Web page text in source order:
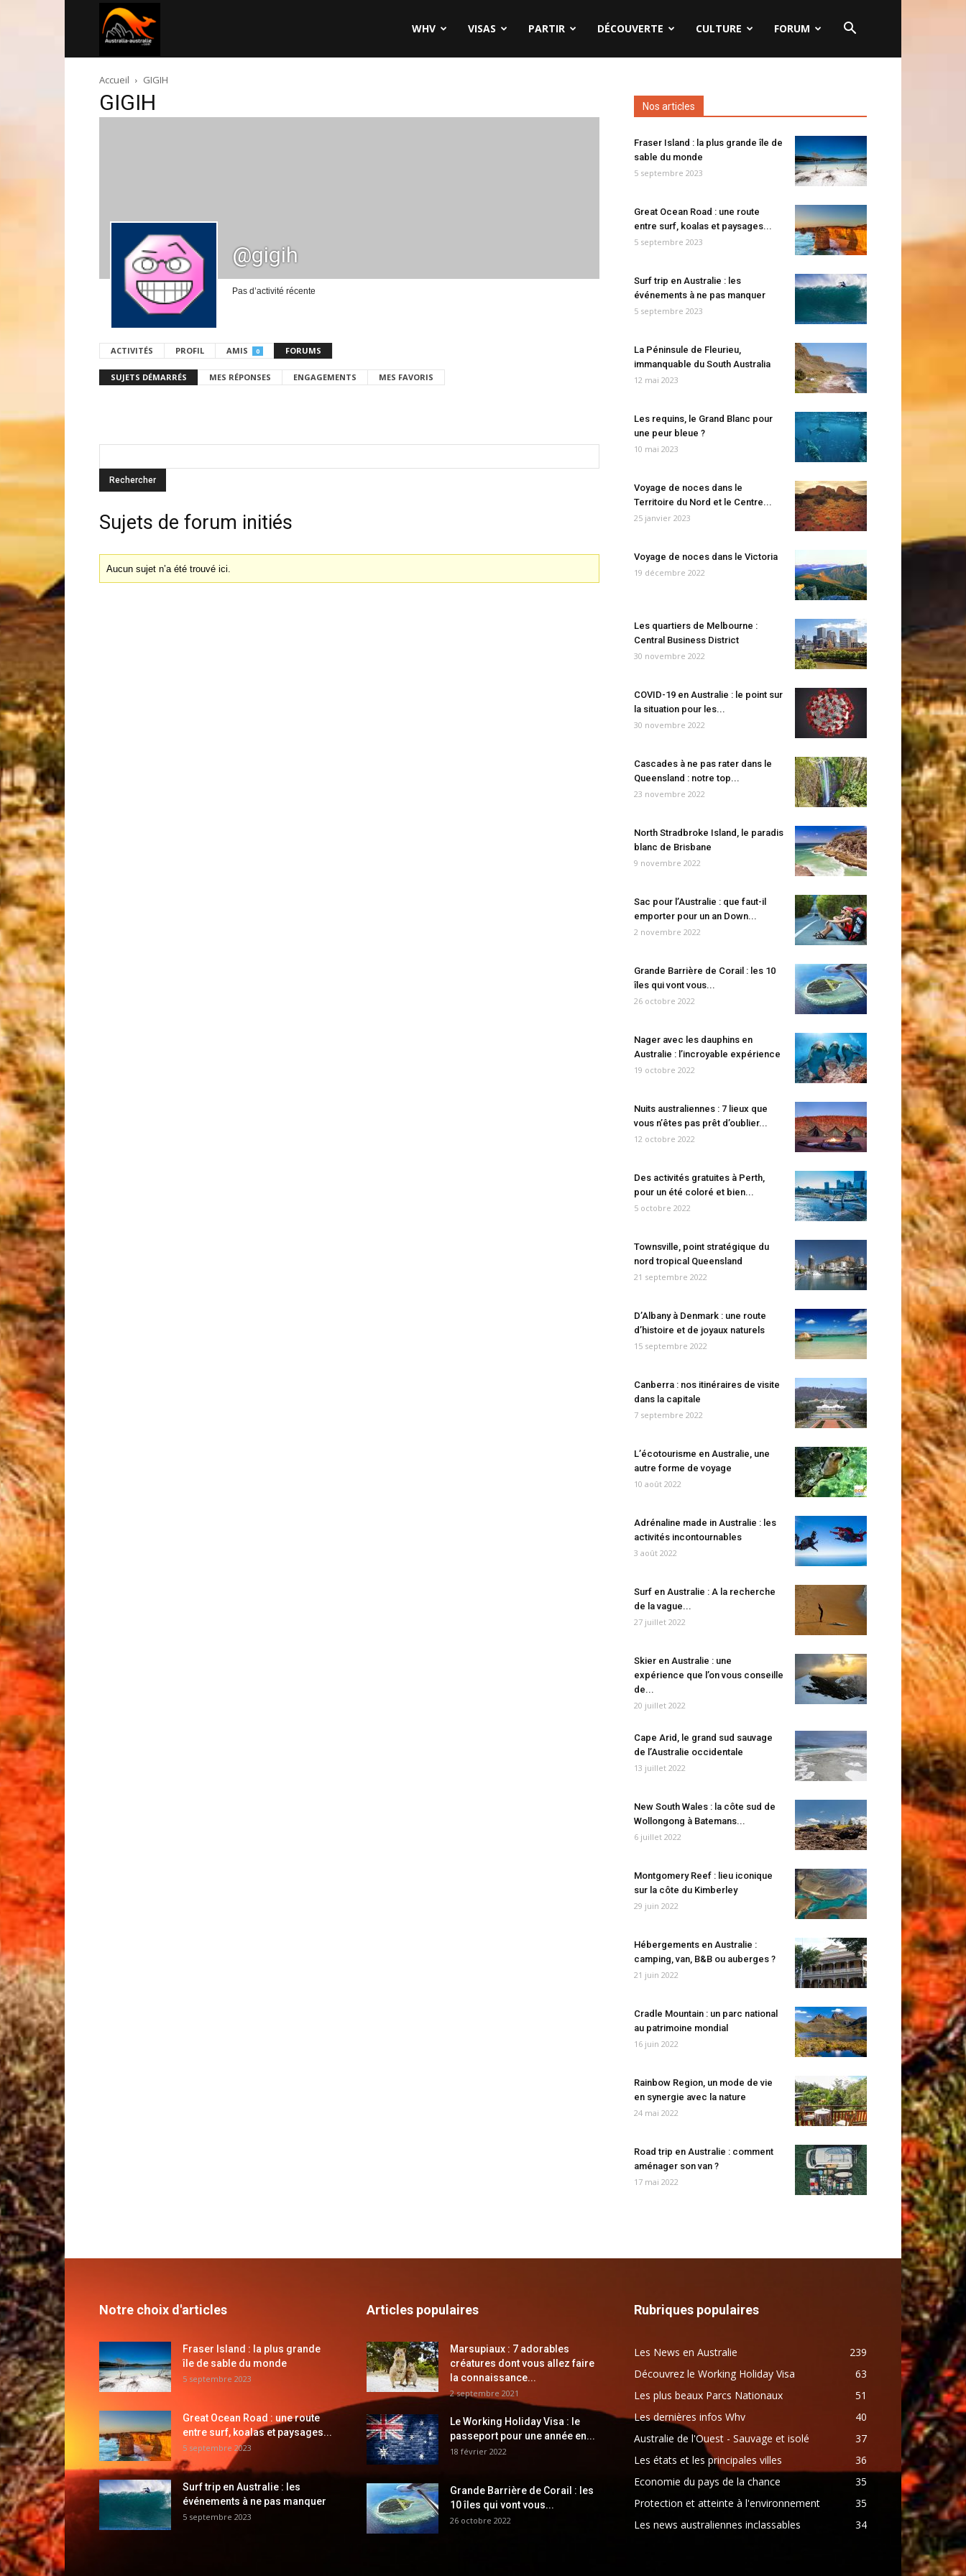
australie.com
WHV VISAS PARTIR DÉCOUVERTE CULTURE FORUM
Accueil GIGIH
GIGIH
@gigih
Pas d’activité récente
ACTIVITÉS PROFIL AMIS 0 FORUMS
SUJETS DÉMARRÉS MES RÉPONSES ENGAGEMENTS MES FAVORIS
Sujets de forum initiés
Aucun sujet n’a été trouvé ici.
Nos articles
Fraser Island : la plus grande île de
sable du monde
5 septembre 2023
Great Ocean Road : une route
entre surf, koalas et paysages...
5 septembre 2023
Surf trip en Australie : les
événements à ne pas manquer
5 septembre 2023
La Péninsule de Fleurieu,
immanquable du South Australia
12 mai 2023
Les requins, le Grand Blanc pour
une peur bleue ?
10 mai 2023
Voyage de noces dans le
Territoire du Nord et le Centre...
25 janvier 2023
Voyage de noces dans le Victoria
19 décembre 2022
Les quartiers de Melbourne :
Central Business District
30 novembre 2022
COVID-19 en Australie : le point sur
la situation pour les...
30 novembre 2022
Cascades à ne pas rater dans le
Queensland : notre top...
23 novembre 2022
North Stradbroke Island, le paradis
blanc de Brisbane
9 novembre 2022
Sac pour l’Australie : que faut-il
emporter pour un an Down...
2 novembre 2022
Grande Barrière de Corail : les 10
îles qui vont vous...
26 octobre 2022
Nager avec les dauphins en
Australie : l’incroyable expérience
19 octobre 2022
Nuits australiennes : 7 lieux que
vous n’êtes pas prêt d’oublier...
12 octobre 2022
Des activités gratuites à Perth,
pour un été coloré et bien...
5 octobre 2022
Townsville, point stratégique du
nord tropical Queensland
21 septembre 2022
D’Albany à Denmark : une route
d’histoire et de joyaux naturels
15 septembre 2022
Canberra : nos itinéraires de visite
dans la capitale
7 septembre 2022
L’écotourisme en Australie, une
autre forme de voyage
10 août 2022
Adrénaline made in Australie : les
activités incontournables
3 août 2022
Surf en Australie : A la recherche
de la vague...
27 juillet 2022
Skier en Australie : une
expérience que l’on vous conseille
de...
20 juillet 2022
Cape Arid, le grand sud sauvage
de l’Australie occidentale
13 juillet 2022
New South Wales : la côte sud de
Wollongong à Batemans...
6 juillet 2022
Montgomery Reef : lieu iconique
sur la côte du Kimberley
29 juin 2022
Hébergements en Australie :
camping, van, B&B ou auberges ?
21 juin 2022
Cradle Mountain : un parc national
au patrimoine mondial
16 juin 2022
Rainbow Region, un mode de vie
en synergie avec la nature
24 mai 2022
Road trip en Australie : comment
aménager son van ?
17 mai 2022
Notre choix d'articles
Fraser Island : la plus grande
île de sable du monde
5 septembre 2023
Great Ocean Road : une route
entre surf, koalas et paysages...
5 septembre 2023
Surf trip en Australie : les
événements à ne pas manquer
5 septembre 2023
Articles populaires
Marsupiaux : 7 adorables
créatures dont vous allez faire
la connaissance...
2 septembre 2021
Le Working Holiday Visa : le
passeport pour une année en...
18 février 2022
Grande Barrière de Corail : les
10 îles qui vont vous...
26 octobre 2022
Rubriques populaires
Les News en Australie
239
Découvrez le Working Holiday Visa
63
Les plus beaux Parcs Nationaux
51
Les dernières infos Whv
40
Australie de l'Ouest - Sauvage et isolé
37
Les états et les principales villes
36
Economie du pays de la chance
35
Protection et atteinte à l'environnement
35
Les news australiennes inclassables
34